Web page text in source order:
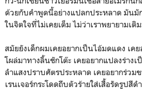
ด้วยกับคำพูดนี้อย่างแปลกประหลาด มัน
ในจิตใจที่ไม่เคยเต็ม ไม่ว่าเราพยายามเ
สมัยยังเด็กผมเคยอยากเป็นไอ้มดแดง เค
โผล่มาทางลิ้นชักโต๊ะ เคยอยากแปลงร่าง
ลำแสงปราบศัตรประหลาด เคยอยากร่วม
เรนเจอร์กระโดดถีบตัวร้ายใส่เสื้อรัดรูปสีด